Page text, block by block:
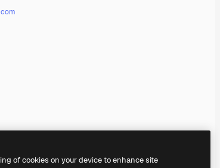
Premium
Premium
of cookies on your device to enhance site